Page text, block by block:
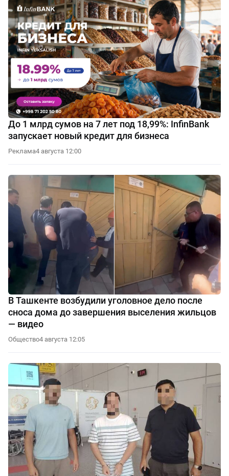
До 1 млрд сумов на 7 лет под 18,99%: InfinBank
запускает новый кредит для бизнеса
Реклама4 августа 12:00
В Ташкенте возбудили уголовное дело после
сноса дома до завершения выселения жильцов
— видео
Общество4 августа 12:05